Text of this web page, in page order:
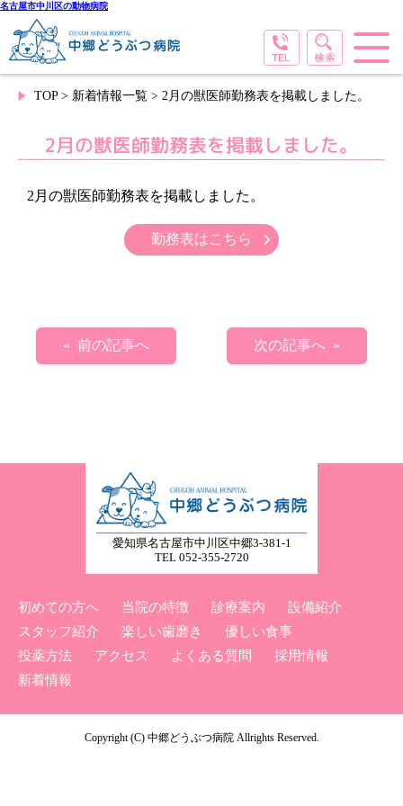
名古屋市中川区の動物病院
TOP> 新着情報一覧 > 2月の獣医師勤務表を掲載しました。
2月の獣医師勤務表を掲載しました。
2月の獣医師勤務表を掲載しました。
勤務表はこちら
« 前の記事へ 次の記事へ »
愛知県名古屋市中川区中郷3-381-1
TEL 052-355-2720
初めての方へ 当院の特徴 診療案内
設備紹介
スタッフ紹介
楽しい歯磨き
優しい食事
投薬方法
アクセス よくある質問
採用情報
新着情報
Copyright (C) 中郷どうぶつ病院 Allrights Reserved.